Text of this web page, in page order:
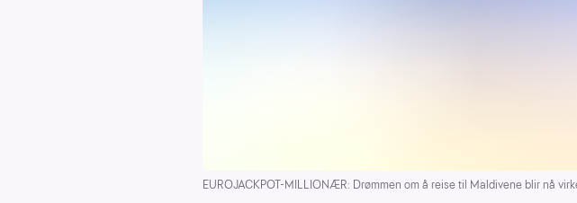
EUROJACKPOT-MILLIONÆR: Drømmen om å reise til Maldivene blir nå